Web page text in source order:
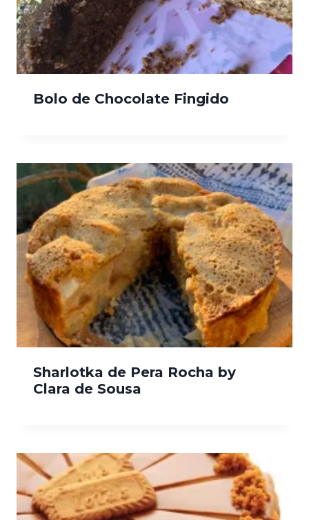
Bolo de Chocolate Fingido
Sharlotka de Pera Rocha by
Clara de Sousa